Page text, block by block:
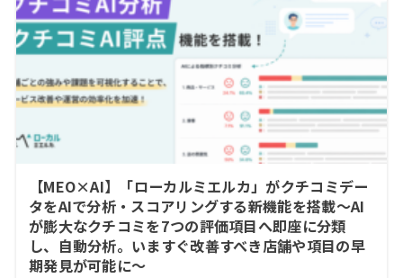
【MEO×AI】「ローカルミエルカ」がクチコミデー
タをAIで分析・スコアリングする新機能を搭載〜AI
が膨大なクチコミを7つの評価項目へ即座に分類
し、自動分析。いますぐ改善すべき店舗や項目の早
期発見が可能に〜